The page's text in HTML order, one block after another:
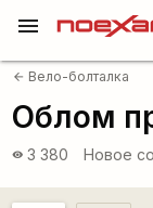
menu
arrow_back Вело-болталка
Облом
visibility 3 380 Новое